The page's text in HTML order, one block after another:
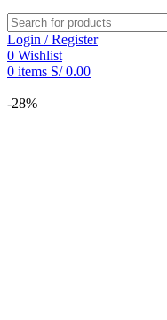
Login / Register
0 Wishlist
0 items S/0.00
-28%